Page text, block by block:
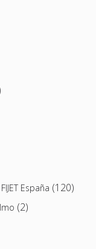
España (120)
(2)